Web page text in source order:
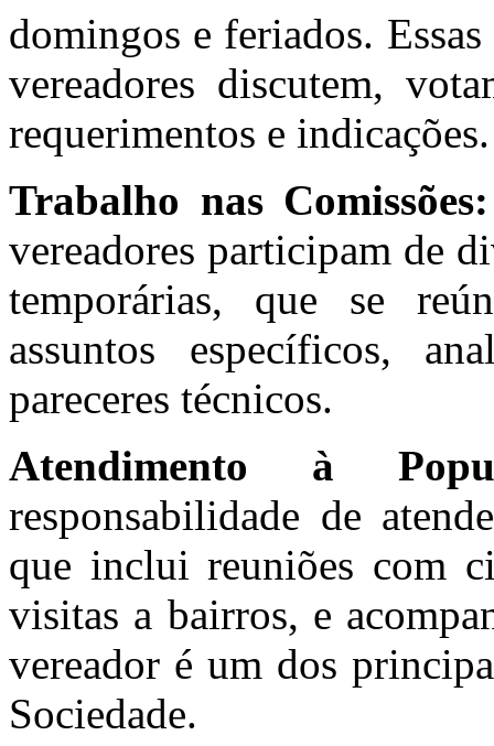
domingos e feriados.
vereadores discutem,
requerimentos e indicações.
Trabalho nas Comissões:
vereadores participam de
temporárias, que se
assuntos específicos,
pareceres técnicos.
Atendimento à
responsabilidade de
que inclui reuniões com
visitas a bairros, e
vereador é um dos
Sociedade.